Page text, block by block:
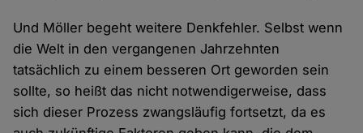
Und Möller begeht weitere Denkfehler. Selbst wenn
die Welt in den vergangenen Jahrzehnten
tatsächlich zu einem besseren Ort geworden sein
sollte, so heißt das nicht notwendigerweise, dass
sich dieser Prozess zwangsläufig fortsetzt, da es